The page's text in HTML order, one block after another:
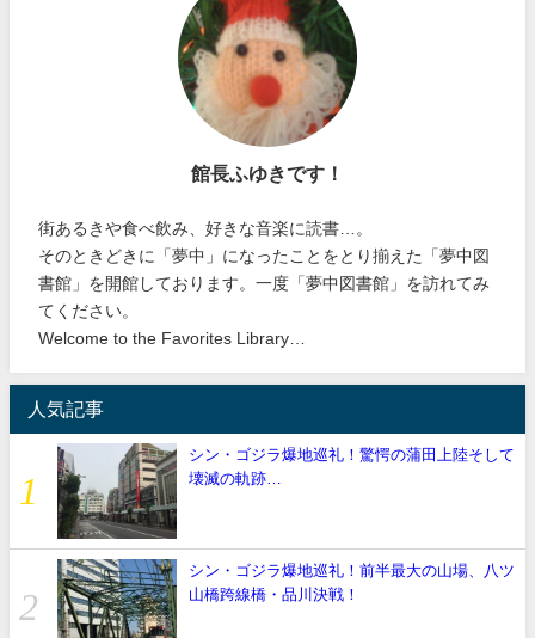
館長ふゆきです！
街あるきや食べ飲み、好きな音楽に読書…。
そのときどきに「夢中」になったことをとり揃えた「夢中図
書館」を開館しております。一度「夢中図書館」を訪れてみ
てください。
Welcome to the Favorites Library…
人気記事
シン・ゴジラ爆地巡礼！驚愕の蒲田上陸そして
壊滅の軌跡…
シン・ゴジラ爆地巡礼！前半最大の山場、八ツ
山橋跨線橋・品川決戦！